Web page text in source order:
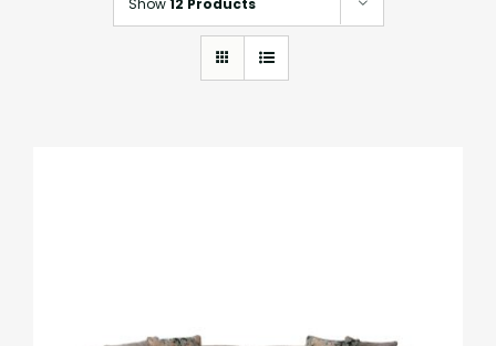
Show12 Products